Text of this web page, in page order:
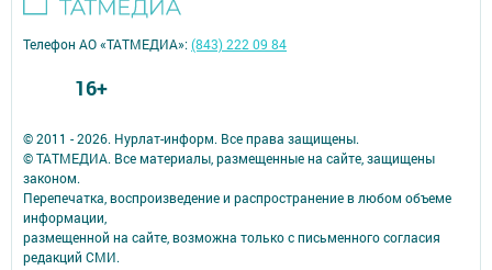
© 2011 - 2026. Нурлат-⁠информ. Все права защищены.
© ТАТМЕДИА. Все материалы, размещенные на сайте, защищены
законом.
Перепечатка, воспроизведение и распространение в любом объеме
информации,
размещенной на сайте, возможна только с письменного согласия
редакций СМИ.
Телефон АО «ТАТМЕДИА»:(843) 222 09 84
16+